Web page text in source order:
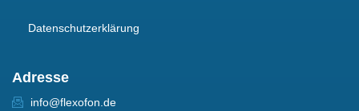
Datenschutzerklärung
Adresse
info@flexofon.de